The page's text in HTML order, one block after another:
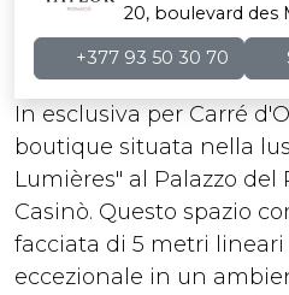
20, boulevard des
+377 93 50 30 70
In esclusiva per Carré
boutique situata nella
Lumières" al Palazzo
Casinò. Questo spazio
facciata di 5 metri
eccezionale in un